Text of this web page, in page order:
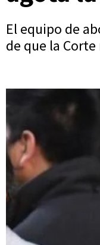
El equipo de
de que la